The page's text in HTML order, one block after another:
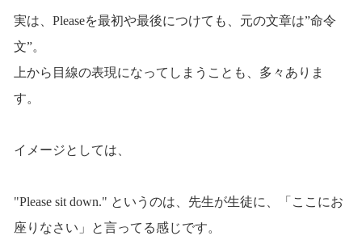
実は、Pleaseを最初や最後につけても、元の文章は”命令
文”。
上から目線の表現になってしまうことも、多々ありま
す。
イメージとしては、
"Please sit down." というのは、先生が生徒に、「ここにお
座りなさい」と言ってる感じです。